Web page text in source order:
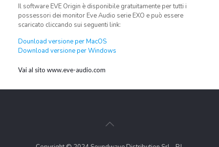
Il software EVE Origin è disponibile gratuitamente per tutti i
possessori dei monitor Eve Audio serie EXO e può essere
scaricato cliccando sui seguenti link:
Dounload versione per MacOS
Download versione per Windows
Vai al sito www.eve-audio.com